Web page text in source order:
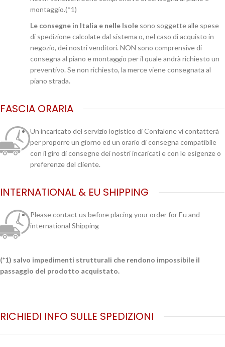
montaggio.(*1)
Le consegne in Italia e nelle Isole sono soggette alle spese
di spedizione calcolate dal sistema o, nel caso di acquisto in
negozio, dei nostri venditori. NON sono comprensive di
consegna al piano e montaggio per il quale andrà richiesto un
preventivo. Se non richiesto, la merce viene consegnata al
piano strada.
FASCIA ORARIA
Un incaricato del servizio logistico di Confalone vi contatterà
per proporre un giorno ed un orario di consegna compatibile
con il giro di consegne dei nostri incaricati e con le esigenze o
preferenze del cliente.
INTERNATIONAL & EU SHIPPING
Please contact us before placing your order for Eu and
international Shipping
(*1) salvo impedimenti strutturali che rendono impossibile il
passaggio del prodotto acquistato.
RICHIEDI INFO SULLE SPEDIZIONI